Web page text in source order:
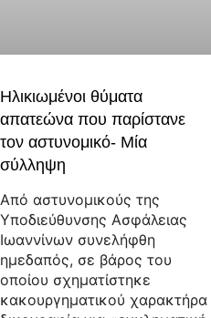
Ηλικιωμένοι θύματα
απατεώνα που παρίστανε
τον αστυνομικό- Μία
σύλληψη
Από αστυνομικούς της
Υποδιεύθυνσης Ασφάλειας
Ιωαννίνων συνελήφθη
ημεδαπός, σε βάρος του
οποίου σχηματίστηκε
κακουργηματικού χαρακτήρα